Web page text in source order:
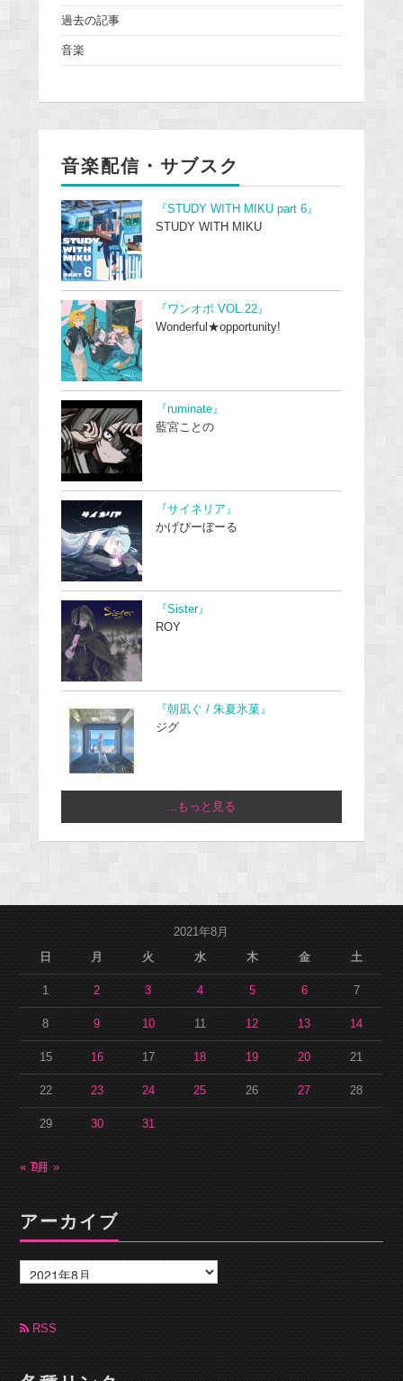
過去の記事
音楽
音楽配信・サブスク
『STUDY WITH MIKU part 6』
STUDY WITH MIKU
『ワンオポ VOL.22』
Wonderful★opportunity!
『ruminate』
藍宮ことの
『サイネリア』
かげぴーぼーる
『Sister』
ROY
『朝凪ぐ / 朱夏氷菓』
ジグ
...もっと見る
2021年8月
日
月 火 水 木 金 土
1 2 3 4 5 6 7
8 9 10 11 12 13 14
15 16 17 18 19 20 21
22 23 24 25 26 27 28
29 30 31
« 7月9月 »
アーカイブ
ー
カ
ブ RSS